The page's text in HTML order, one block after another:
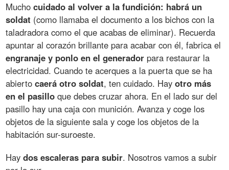
Muchocuidado al volver a la fundición: habrá un
soldat (como llamaba el documento a los bichos con la
taladradora como el que acabas de eliminar). Recuerda
apuntar al corazón brillante para acabar con él, fabrica el
engranaje y ponlo en el generador para restaurar la
electricidad. Cuando te acerques a la puerta que se ha
abiertocaerá otro soldat, ten cuidado. Hayotro más
en el pasillo que debes cruzar ahora. En el lado sur del
pasillo hay una caja con munición. Avanza y coge los
objetos de la siguiente sala y coge los objetos de la
habitación sur-suroeste.
Haydos escaleras para subir. Nosotros vamos a subir